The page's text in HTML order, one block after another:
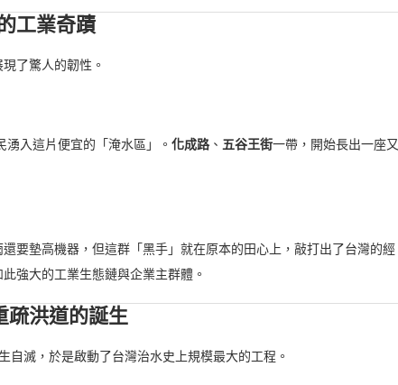
工業奇蹟
了驚人的韌性。
入這片便宜的「淹水區」。 化成路 、 五谷王街一帶，開始長出一座又
要墊高機器，但這群「黑手」就在原本的田心上，敲打出了台灣的經
強大的工業生態鏈與企業主群體。
疏洪道的誕生
自滅，於是啟動了台灣治水史上規模最大的工程。